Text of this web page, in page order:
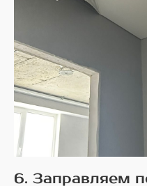
6. Заправляем